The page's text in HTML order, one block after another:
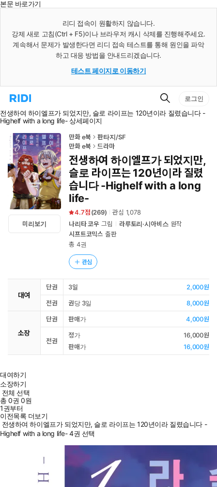
본문 바로가기
리디 접속이 원활하지 않습니다.
강제 새로 고침(Ctrl + F5)이나 브라우저 캐시 삭제를 진행해주세요.
계속해서 문제가 발생한다면 리디 접속 테스트를 통해 원인을 파악
하고 대응 방법을 안내드리겠습니다.
테스트 페이지로 이동하기
리
홈
으
이
동
검
색
로그인
전생하여 하이엘프가 되었지만, 슬로 라이프는 120년이라 질렸습니다 -
Highelf with a long life- 상세페이지
미리보기
만화 e북
판타지/SF
만화 e북
드라마
전생하여 하이엘프가 되었지만,
슬로 라이프는 120년이라 질렸
습니다 -Highelf with a long
life-
4.7 (269) 관심 1,078
나리타 코우 그림 라루토리·시아비스원작
시프트코믹스 출판
총 4권
관심
대여
단권 3일 2,000원
전권 권당 3일 8,000원
소장
단권 판매가 4,000원
전권
정가
16,000원
판매가
16,000원
대여하기
소장하기
전체 선택
총0권 0원
1권부터
이전목록 더보기
전생하여 하이엘프가 되었지만, 슬로 라이프는 120년이라 질렸습니다 -
Highelf with a long life- 4권 선택